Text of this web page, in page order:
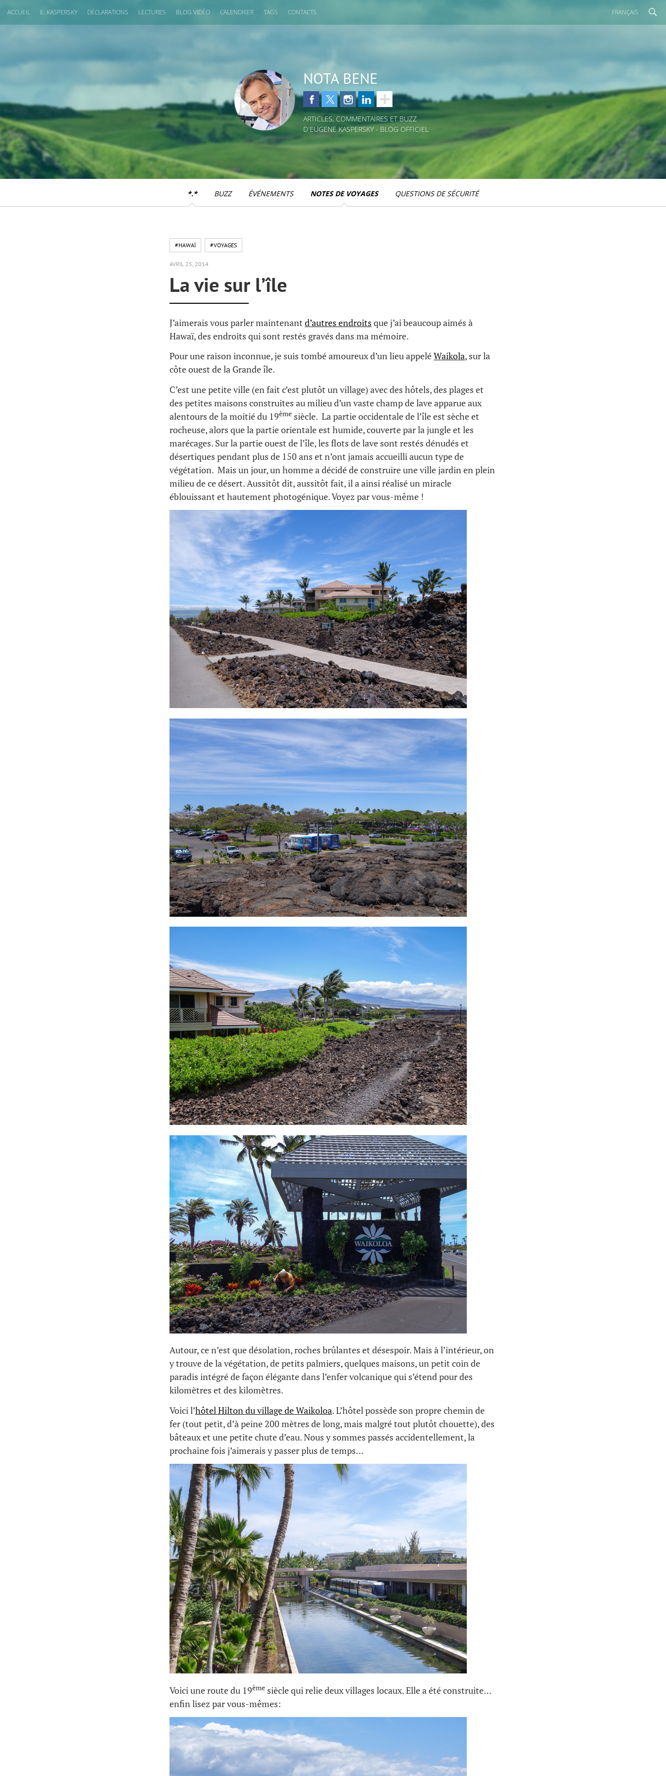
ACCUEIL E. KASPERSKY DÉCLARATIONS LECTURES BLOG VIDÉO CALENDRIER TAGS CONTACTS FRANÇAIS
NOTA BENE
ARTICLES, COMMENTAIRES ET BUZZ
D'EUGENE KASPERSKY - BLOG OFFICIEL
*.* BUZZ ÉVÉNEMENTS NOTES DE VOYAGES QUESTIONS DE SÉCURITÉ
#HAWAÏ #VOYAGES
AVRIL 25, 2014
La vie sur l’île
J’aimerais vous parler maintenant d’autres endroits que j’ai beaucoup aimés à
Hawaï, des endroits qui sont restés gravés dans ma mémoire.
Pour une raison inconnue, je suis tombé amoureux d’un lieu appeléWaikola, sur la
côte ouest de la Grande île.
C’est une petite ville (en fait c’est plutôt un village) avec des hôtels, des plages et
des petites maisons construites au milieu d’un vaste champ de lave apparue aux
alentours de la moitié du 19ème siècle. La partie occidentale de l’île est sèche et
rocheuse, alors que la partie orientale est humide, couverte par la jungle et les
marécages. Sur la partie ouest de l’île, les flots de lave sont restés dénudés et
désertiques pendant plus de 150 ans et n’ont jamais accueilli aucun type de
végétation. Mais un jour, un homme a décidé de construire une ville jardin en plein
milieu de ce désert. Aussitôt dit, aussitôt fait, il a ainsi réalisé un miracle
éblouissant et hautement photogénique. Voyez par vous-même !
Autour, ce n’est que désolation, roches brûlantes et désespoir. Mais à l’intérieur, on
y trouve de la végétation, de petits palmiers, quelques maisons, un petit coin de
paradis intégré de façon élégante dans l’enfer volcanique qui s’étend pour des
kilomètres et des kilomètres.
Voici l’hôtel Hilton du village de Waikoloa. L’hôtel possède son propre chemin de
fer (tout petit, d’à peine 200 mètres de long, mais malgré tout plutôt chouette), des
bâteaux et une petite chute d’eau. Nous y sommes passés accidentellement, la
prochaine fois j’aimerais y passer plus de temps…
Voici une route du 19ème siècle qui relie deux villages locaux. Elle a été construite…
enfin lisez par vous-mêmes: